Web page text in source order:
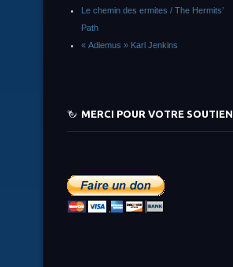
Le chemin des ermites / The Hermits’
Path
« Adiemus » Karl Jenkins
MERCI POUR VOTRE SOUTIEN